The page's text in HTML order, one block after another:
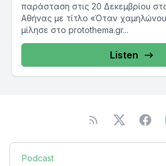
παράσταση στις 20 Δεκεμβρίου
Αθήνας με τίτλο «Όταν
μίλησε στο protothema.gr...
Listen
Podcast